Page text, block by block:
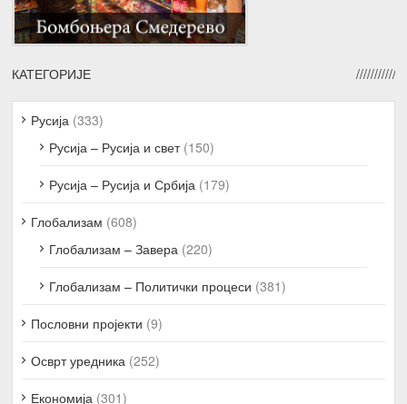
КАТЕГОРИЈЕ
Русија (333)
Русија – Русија и свет(150)
Русија – Русија и Србија (179)
Глобализам (608)
Глобализам – Завера (220)
Глобализам – Политички процеси (381)
Пословни пројекти (9)
Осврт уредника (252)
Економија (301)